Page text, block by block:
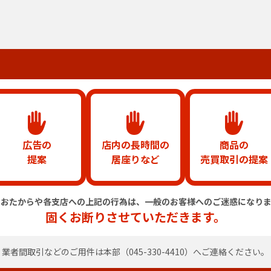
広告の
提案
店内の長時間の
居座りなど
商品の
売買取引の提案
たからや各支店への上記の行為は、 一般のお客様へのご迷惑になり
固くお断りさせていただきます。
業者間取引などのご用件は本部（045-330-4410）へご連絡ください。